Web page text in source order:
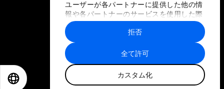
ユーザーが各パートナーに提供した他の情
報や各パートナーのサービスを使用した際
に収集された情報と組み合わされ、各パー
トナーによって使用されることがありま
す。
全て許可
カスタム化
拒否
プライバシーポリシーと利用規約
サイトマップ
©
世界経済フォーラム